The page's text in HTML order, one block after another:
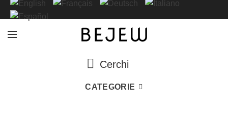
Cerchi
CATEGORIE